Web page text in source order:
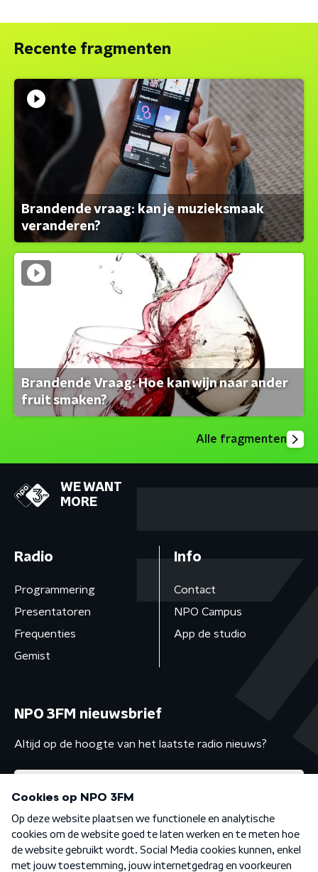
Recente fragmenten
Brandende vraag: kan je muzieksmaak
veranderen?
Brandende Vraag: Hoe kan wijn naar ander
fruit smaken?
Alle fragmenten
WE WANT
MORE
Radio
Programmering
Presentatoren
Frequenties
Gemist
Info
Contact
NPO Campus
App de studio
NPO 3FM nieuwsbrief
Altijd op de hoogte van het laatste radio nieuws?
Algemene voorwaarden Privacybeleid